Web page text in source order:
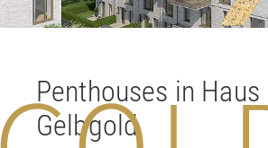
Penthouses in Haus
Gelbgold